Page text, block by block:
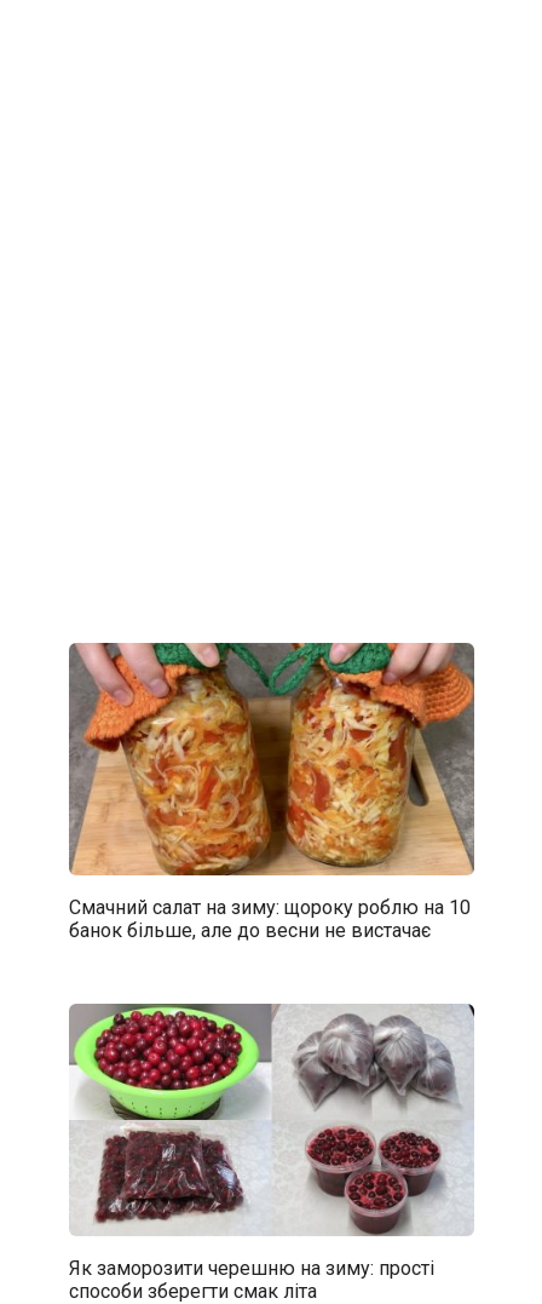
Смачний салат на зиму: щороку роблю на 10
банок більше, але до весни не вистачає
Як заморозити черешню на зиму: прості
способи зберегти смак літа